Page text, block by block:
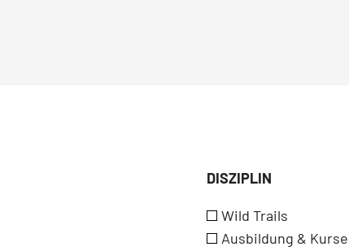
DISZIPLIN
Wild Trails
Ausbildung & Kurse